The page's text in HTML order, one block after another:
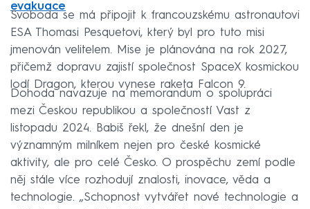
evakuace
Svoboda se má připojit k francouzskému astronautovi
ESA Thomasi Pesquetovi, který byl pro tuto misi
jmenován velitelem. Mise je plánována na rok 2027,
přičemž dopravu zajistí společnost SpaceX kosmickou
lodí Dragon, kterou vynese raketa Falcon 9.
Dohoda navazuje na memorandum o spolupráci
mezi Českou republikou a společností Vast z
listopadu 2024. Babiš řekl, že dnešní den je
významným milníkem nejen pro české kosmické
aktivity, ale pro celé Česko. O prospěchu zemí podle
něj stále více rozhodují znalosti, inovace, věda a
technologie. „Schopnost vytvářet nové technologie a